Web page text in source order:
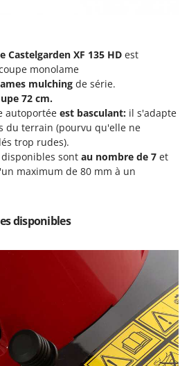
Castelgarden XF 135 HD est
monolame
mulching de série.
72 cm.
autoportée est basculant: il s'adapte
du terrain (pourvu qu'elle ne
trop rudes).
disponibles sont au nombre de 7 et
maximum de 80 mm à un
disponibles